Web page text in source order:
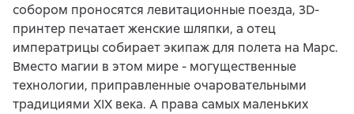
собором проносятся левитационные поезда, 3D-
принтер печатает женские шляпки, а отец
императрицы собирает экипаж для полета на Марс.
Вместо магии в этом мире - могущественные
технологии, приправленные очаровательными
традициями XIX века. А права самых маленьких